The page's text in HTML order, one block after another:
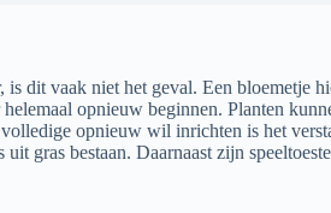
dit vaak niet het geval. Een bloemetje
opnieuw beginnen. Planten
opnieuw wil inrichten is het
gras bestaan. Daarnaast zijn